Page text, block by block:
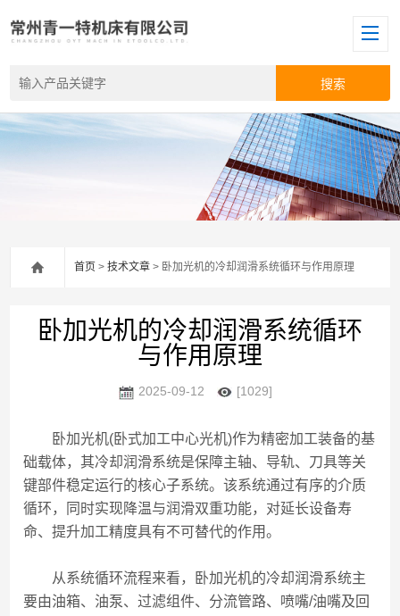
首页 >技术文章 > 卧加光机的冷却润滑系统循环与作用原理
卧加光机的冷却润滑系统循环
与作用原理
2025-09-12 [1029]
卧加光机(卧式加工中心光机)作为精密加工装备的基
础载体，其冷却润滑系统是保障主轴、导轨、刀具等关
键部件稳定运行的核心子系统。该系统通过有序的介质
循环，同时实现降温与润滑双重功能，对延长设备寿
命、提升加工精度具有不可替代的作用。
从系统循环流程来看，卧加光机的冷却润滑系统主
要由油箱、油泵、过滤组件、分流管路、喷嘴/油嘴及回